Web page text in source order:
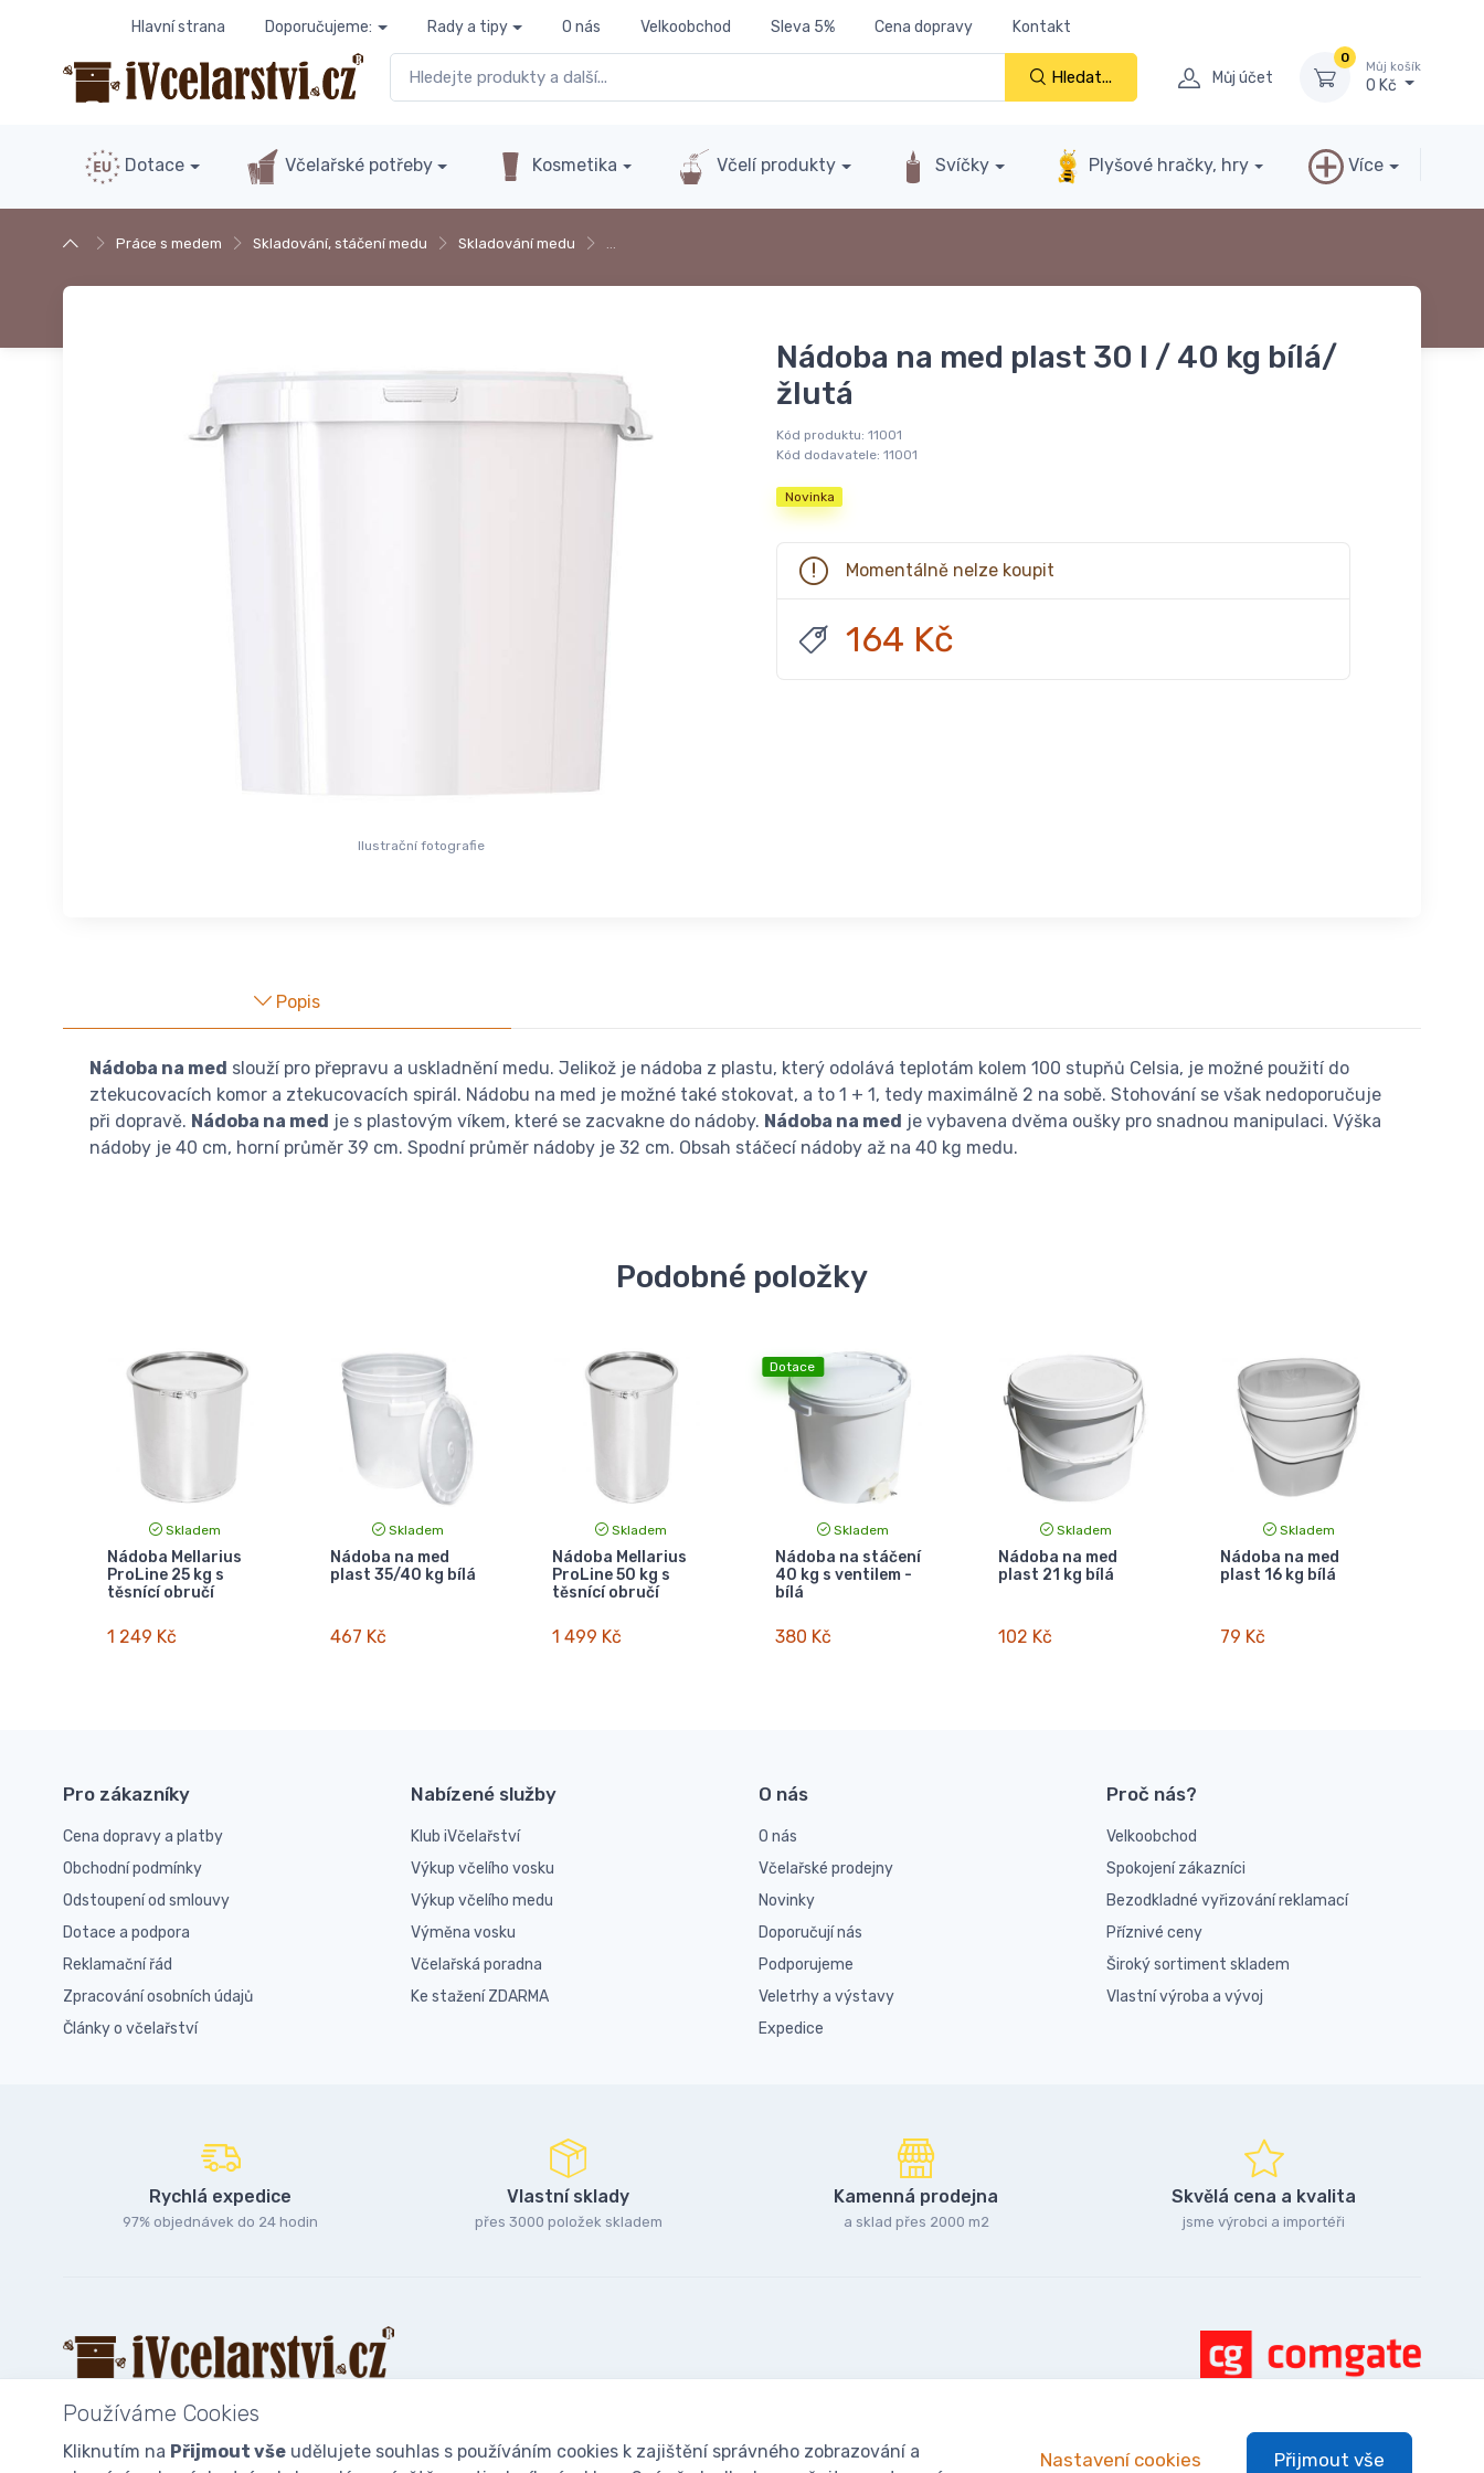
Hlavní strana Doporučujeme: Rady a tipy O nás Velkoobchod Sleva 5% Cena dopravy Kontakt
Hledat... Můj účet
0
Můj košík
0 Kč
Dotace Včelařské potřeby Kosmetika Včelí produkty Svíčky Plyšové hračky, hry Více
Práce s medem Skladování​, stáčení medu Skladování medu …
Ilustrační fotografie
Nádoba na med plast 30 l / 40 kg bílá/
žlutá
Kód produktu: 11001
Kód dodavatele: 11001
Novinka
Momentálně nelze koupit
164 Kč
Popis
Nádoba na med slouží pro přepravu a uskladnění medu. Jelikož je nádoba z plastu, který odolává teplotám kolem 100 stupňů Celsia, je možné použití do
ztekucovacích komor a ztekucovacích spirál. Nádobu na med je možné také stokovat, a to 1 + 1, tedy maximálně 2 na sobě. Stohování se však nedoporučuje
při dopravě. Nádoba na med je s plastovým víkem, které se zacvakne do nádoby. Nádoba na med je vybavena dvěma oušky pro snadnou manipulaci. Výška
nádoby je 40 cm, horní průměr 39 cm. Spodní průměr nádoby je 32 cm. Obsah stáčecí nádoby až na 40 kg medu.
Podobné položky
Skladem
Nádoba Mellarius
ProLine 25 kg s
těsnící obručí
1 249 Kč
Skladem
Nádoba na med
plast 35/40 kg bílá
467 Kč
Skladem
Nádoba Mellarius
ProLine 50 kg s
těsnící obručí
1 499 Kč
Dotace
Skladem
Nádoba na stáčení
40 kg s ventilem -
bílá
380 Kč
Skladem
Nádoba na med
plast 21 kg bílá
102 Kč
Skladem
Nádoba na med
plast 16 kg bílá
79 Kč
Pro zákazníky
Cena dopravy a platby
Obchodní podmínky
Odstoupení od smlouvy
Dotace a podpora
Reklamační řád
Zpracování osobních údajů
Články o včelařství
Nabízené služby
Klub iVčelařství
Výkup včelího vosku
Výkup včelího medu
Výměna vosku
Včelařská poradna
Ke stažení ZDARMA
O nás
O nás
Včelařské prodejny
Novinky
Doporučují nás
Podporujeme
Veletrhy a výstavy
Expedice
Proč nás?
Velkoobchod
Spokojení zákazníci
Bezodkladné vyřizování reklamací
Příznivé ceny
Široký sortiment skladem
Vlastní výroba a vývoj
Rychlá expedice
97% objednávek do 24 hodin
Vlastní sklady
přes 3000 položek skladem
Kamenná prodejna
a sklad přes 2000 m2
Skvělá cena a kvalita
jsme výrobci a importéři
Používáme Cookies
Kliknutím na Přijmout vše udělujete souhlas s používáním cookies k zajištění správného zobrazování a
Nastavení cookies Přijmout vše